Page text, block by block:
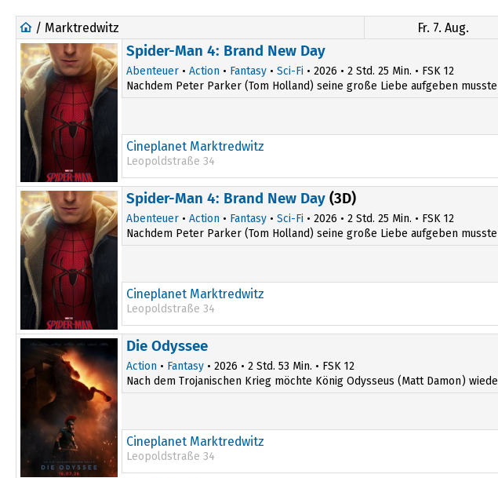
/ Marktredwitz Fr. 7. Aug.
Spider-Man 4: Brand New Day
Abenteuer • Action • Fantasy • Sci-Fi • 2026 • 2 Std. 25 Min. • FSK 12
Nachdem Peter Parker (Tom Holland) seine große Liebe aufgeben
Cineplanet Marktredwitz
Leopoldstraße 34
19:30
Spider-Man 4: Brand New Day (3D)
Abenteuer • Action • Fantasy • Sci-Fi • 2026 • 2 Std. 25 Min. • FSK 12
Nachdem Peter Parker (Tom Holland) seine große Liebe aufgeben
Cineplanet Marktredwitz
Leopoldstraße 34
16:30
Die Odyssee
Action • Fantasy • 2026 • 2 Std. 53 Min. • FSK 12
Nach dem Trojanischen Krieg möchte König Odysseus (Matt Damon)
Cineplanet Marktredwitz
Leopoldstraße 34